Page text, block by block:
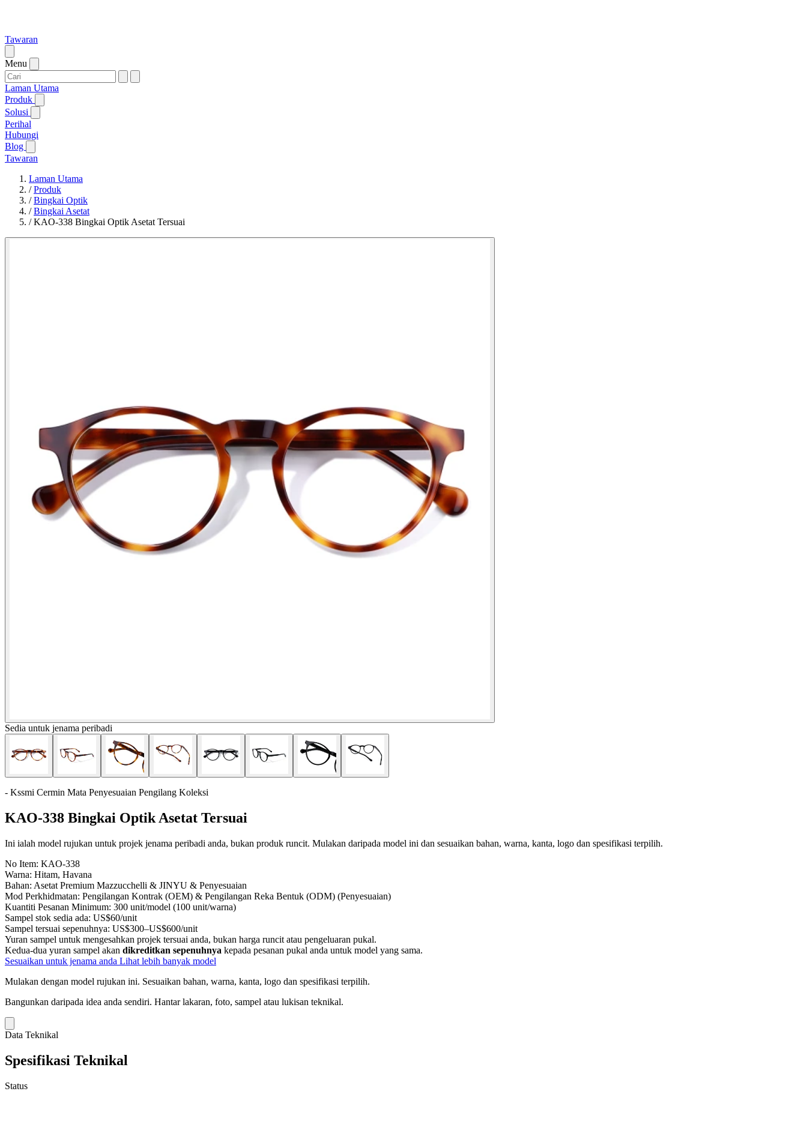
Tawaran
Menu
Laman Utama
Produk
Solusi
Perihal
Hubungi
Blog
Tawaran
Laman Utama
/Produk
/Bingkai Optik
/Bingkai Asetat
/KAO-338 Bingkai Optik Asetat Tersuai
Sedia untuk jenama peribadi
- Kssmi Cermin Mata Penyesuaian Pengilang Koleksi
KAO-338 Bingkai Optik Asetat Tersuai
Ini ialah model rujukan untuk projek jenama peribadi anda, bukan produk runcit. Mulakan daripada model ini dan sesuaikan bahan, warna, kanta, logo dan spesifikasi terpilih.
No Item: KAO-338
Warna: Hitam, Havana
Bahan: Asetat Premium Mazzucchelli & JINYU & Penyesuaian
Mod Perkhidmatan: Pengilangan Kontrak (OEM) & Pengilangan Reka Bentuk (ODM) (Penyesuaian)
Kuantiti Pesanan Minimum: 300 unit/model (100 unit/warna)
Sampel stok sedia ada: US$60/unit
Sampel tersuai sepenuhnya: US$300–US$600/unit
Yuran sampel untuk mengesahkan projek tersuai anda, bukan harga runcit atau pengeluaran pukal.
Kedua-dua yuran sampel akan dikreditkan sepenuhnya kepada pesanan pukal anda untuk model yang sama.
Sesuaikan untuk jenama anda Lihat lebih banyak model
Mulakan dengan model rujukan ini. Sesuaikan bahan, warna, kanta, logo dan spesifikasi terpilih.
Bangunkan daripada idea anda sendiri. Hantar lakaran, foto, sampel atau lukisan teknikal.
Data Teknikal
Spesifikasi Teknikal
Status